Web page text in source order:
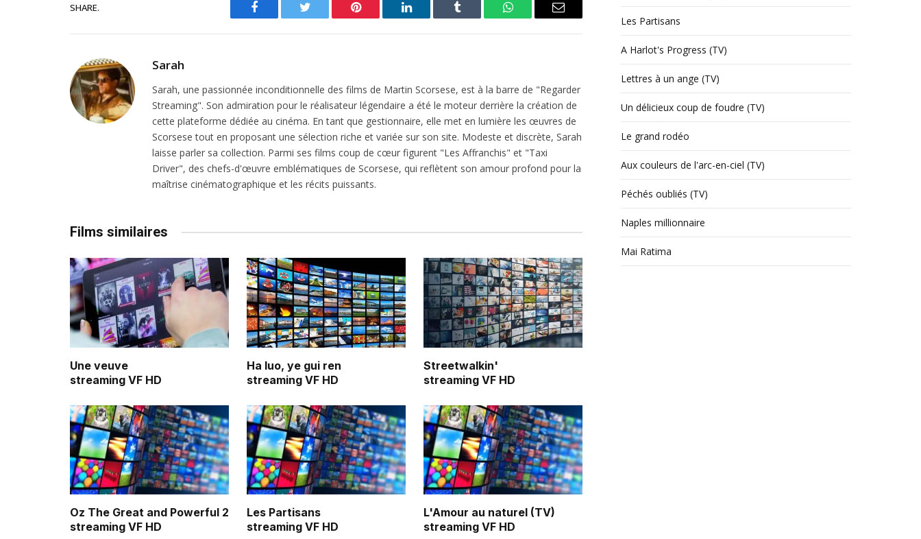
SHARE.
Facebook Twitter Pinterest LinkedIn Tumblr WhatsAppEmail
Sarah
Sarah, une passionnée inconditionnelle des films de Martin Scorsese, est à la barre de "Regarder
Streaming". Son admiration pour le réalisateur légendaire a été le moteur derrière la création de
cette plateforme dédiée au cinéma. En tant que gestionnaire, elle met en lumière les œuvres de
Scorsese tout en proposant une sélection riche et variée sur son site. Modeste et discrète, Sarah
laisse parler sa collection. Parmi ses films coup de cœur figurent "Les Affranchis" et "Taxi
Driver", des chefs-d'œuvre emblématiques de Scorsese, qui reflètent son amour profond pour la
maîtrise cinématographique et les récits puissants.
Films similaires
Une veuve
streaming VF HD
Ha luo, ye gui ren
streaming VF HD
Streetwalkin'
streaming VF HD
Oz The Great and Powerful 2
streaming VF HD
Les Partisans
streaming VF HD
L'Amour au naturel (TV)
streaming VF HD
Les Partisans
A Harlot's Progress (TV)
Lettres à un ange (TV)
Un délicieux coup de foudre (TV)
Le grand rodéo
Aux couleurs de l'arc-en-ciel (TV)
Péchés oubliés (TV)
Naples millionnaire
Mai Ratima